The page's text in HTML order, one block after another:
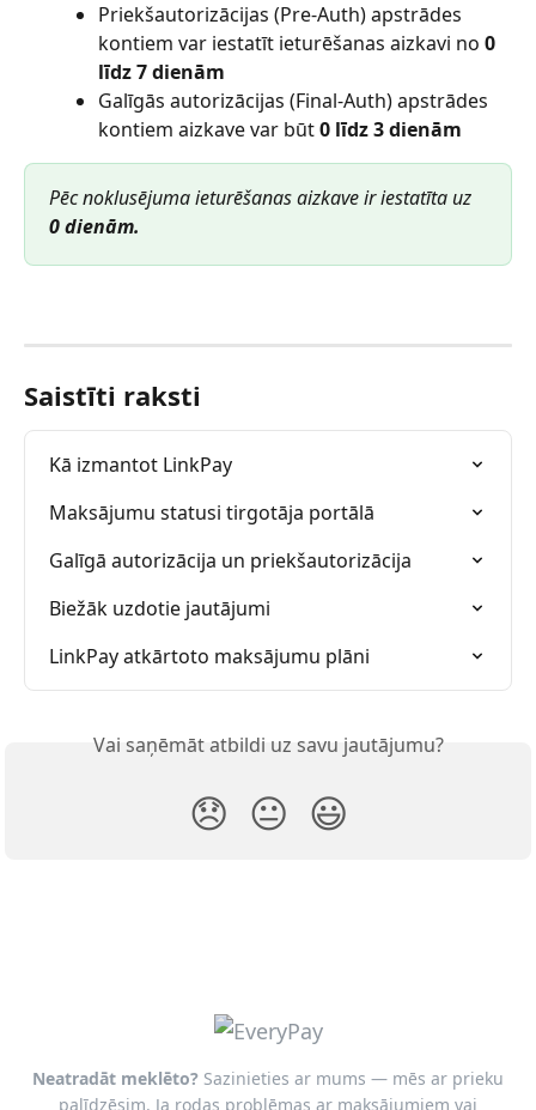
Priekšautorizācijas (Pre-Auth) apstrādes
kontiem var iestatīt ieturēšanas aizkavi no 0
līdz 7 dienām
Galīgās autorizācijas (Final-Auth) apstrādes
kontiem aizkave var būt 0 līdz 3 dienām
Pēc noklusējuma ieturēšanas aizkave ir iestatīta uz
0 dienām.
Saistīti raksti
Kā izmantot LinkPay
Maksājumu statusi tirgotāja portālā
Galīgā autorizācija un priekšautorizācija
Biežāk uzdotie jautājumi
LinkPay atkārtoto maksājumu plāni
Vai saņēmāt atbildi uz savu jautājumu?
😞 😐 😃
Neatradāt meklēto? Sazinieties ar mums — mēs ar prieku
palīdzēsim. Ja rodas problēmas ar maksājumiem vai